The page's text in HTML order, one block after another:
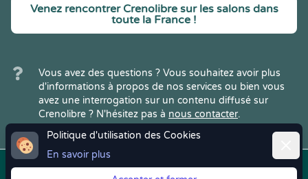
Politique d'utilisation des Cookies
En savoir plus
Venez rencontrer Crenolibre sur les salons dans
toute la France !
Vous avez des questions ? Vous souhaitez avoir plus
d'informations à propos de nos services ou bien vous
avez une interrogation sur un contenu diffusé sur
Crenolibre ? N'hésitez pas à nous contacter.
Copyright © 2022Crenolibre, tous Mentions | CGV | RGPD